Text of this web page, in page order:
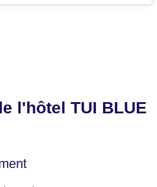
l'hôtel TUI BLUE